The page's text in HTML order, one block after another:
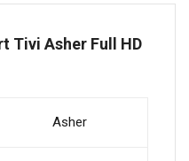
Tivi Asher Full HD
Asher